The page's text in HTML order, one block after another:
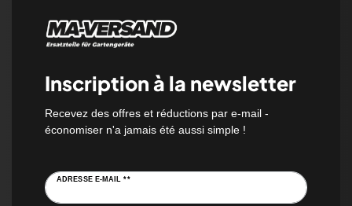
Inscription à la newsletter
Recevez des offres et réductions par e-mail -
économiser n'a jamais été aussi simple !
ADRESSE E-MAIL **